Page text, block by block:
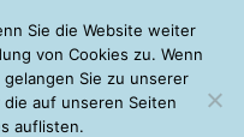
Leseempfehlungen FAQ
Sie die Website weiter
von Cookies zu. Wenn
Sie zu unserer
auf unseren Seiten
auflisten.